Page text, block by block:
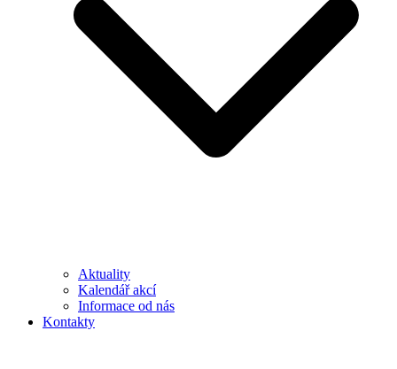
Aktuality
Kalendář akcí
Informace od nás
Kontakty